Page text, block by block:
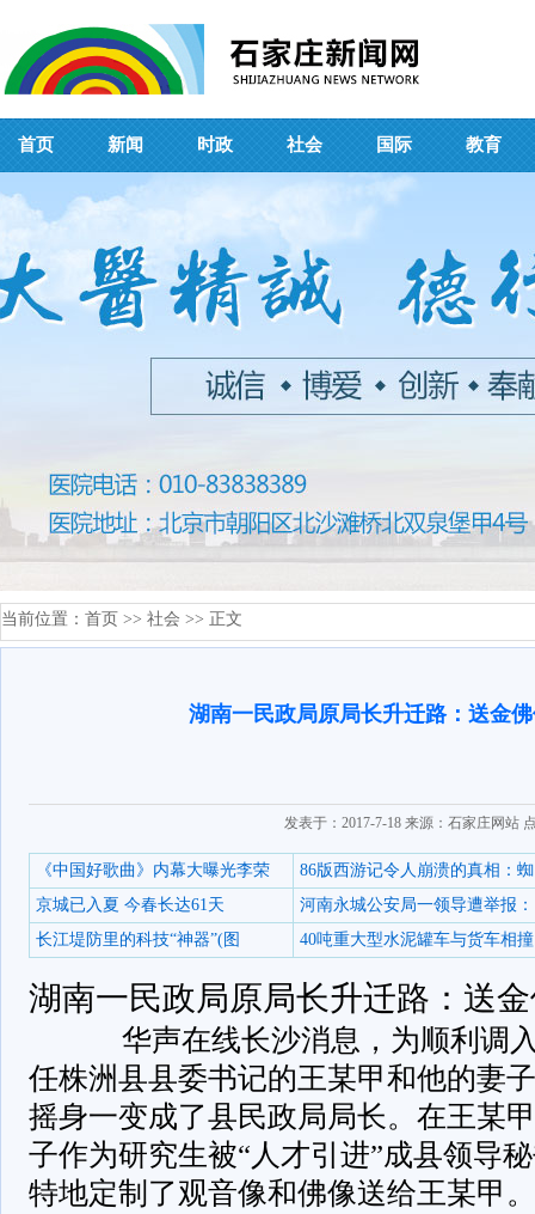
首页 新闻 时政 社会 国际 教育
当前位置： 首页 >> 社会 >> 正文
湖南一民政局原局长升迁路：送金
发表于：2017-7-18 来源：石家庄网站
《中国好歌曲》内幕大曝光李荣
86版西游记令人崩溃的真相：蜘
京城已入夏 今春长达61天
河南永城公安局一领导遭举报：
长江堤防里的科技“神器”(图
40吨重大型水泥罐车与货车相撞
湖南一民政局原局长升迁路：送
华声在线长沙消息，为顺利调入
任株洲县县委书记的王某甲和他的妻
摇身一变成了县民政局局长。在王某
子作为研究生被“人才引进”成县领导
特地定制了观音像和佛像送给王某甲。